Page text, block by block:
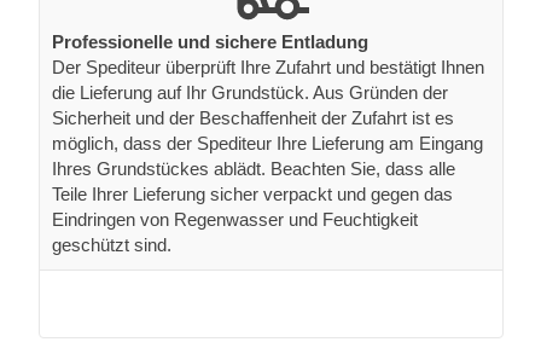
Professionelle und sichere Entladung
Der Spediteur überprüft Ihre Zufahrt und bestätigt Ihnen
die Lieferung auf Ihr Grundstück. Aus Gründen der
Sicherheit und der Beschaffenheit der Zufahrt ist es
möglich, dass der Spediteur Ihre Lieferung am Eingang
Ihres Grundstückes ablädt. Beachten Sie, dass alle
Teile Ihrer Lieferung sicher verpackt und gegen das
Eindringen von Regenwasser und Feuchtigkeit
geschützt sind.